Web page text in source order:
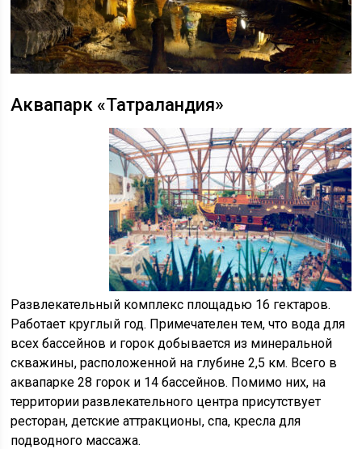
Аквапарк «Татраландия»
Развлекательный комплекс площадью 16 гектаров.
Работает круглый год. Примечателен тем, что вода для
всех бассейнов и горок добывается из минеральной
скважины, расположенной на глубине 2,5 км. Всего в
аквапарке 28 горок и 14 бассейнов. Помимо них, на
территории развлекательного центра присутствует
ресторан, детские аттракционы, спа, кресла для
подводного массажа.